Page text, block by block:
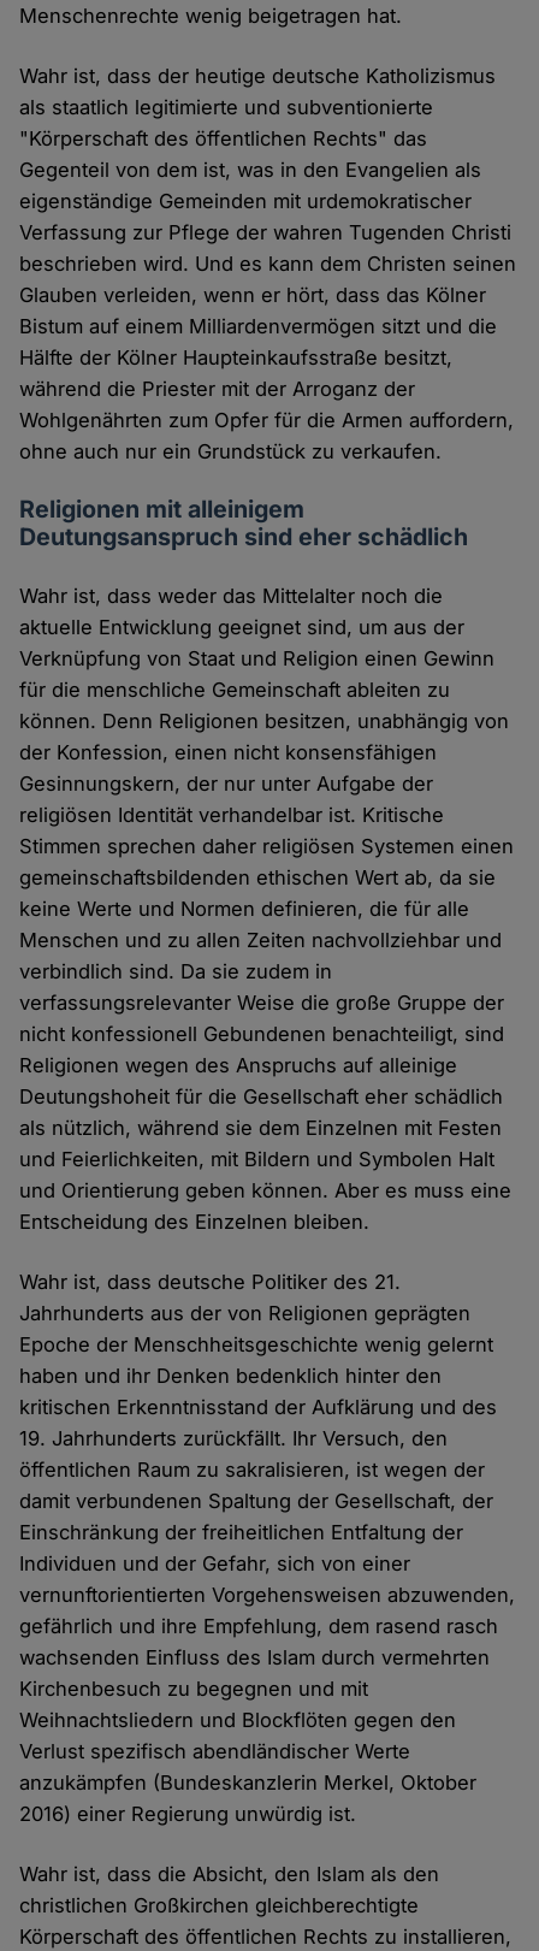
Menschenrechte wenig beigetragen hat.
Wahr ist, dass der heutige deutsche Katholizismus
als staatlich legitimierte und subventionierte
"Körperschaft des öffentlichen Rechts" das
Gegenteil von dem ist, was in den Evangelien als
eigenständige Gemeinden mit urdemokratischer
Verfassung zur Pflege der wahren Tugenden Christi
beschrieben wird. Und es kann dem Christen seinen
Glauben verleiden, wenn er hört, dass das Kölner
Bistum auf einem Milliardenvermögen sitzt und die
Hälfte der Kölner Haupteinkaufsstraße besitzt,
während die Priester mit der Arroganz der
Wohlgenährten zum Opfer für die Armen auffordern,
ohne auch nur ein Grundstück zu verkaufen.
Religionen mit alleinigem
Deutungsanspruch sind eher schädlich
Wahr ist, dass weder das Mittelalter noch die
aktuelle Entwicklung geeignet sind, um aus der
Verknüpfung von Staat und Religion einen Gewinn
für die menschliche Gemeinschaft ableiten zu
können. Denn Religionen besitzen, unabhängig von
der Konfession, einen nicht konsensfähigen
Gesinnungskern, der nur unter Aufgabe der
religiösen Identität verhandelbar ist. Kritische
Stimmen sprechen daher religiösen Systemen einen
gemeinschaftsbildenden ethischen Wert ab, da sie
keine Werte und Normen definieren, die für alle
Menschen und zu allen Zeiten nachvollziehbar und
verbindlich sind. Da sie zudem in
verfassungsrelevanter Weise die große Gruppe der
nicht konfessionell Gebundenen benachteiligt, sind
Religionen wegen des Anspruchs auf alleinige
Deutungshoheit für die Gesellschaft eher schädlich
als nützlich, während sie dem Einzelnen mit Festen
und Feierlichkeiten, mit Bildern und Symbolen Halt
und Orientierung geben können. Aber es muss eine
Entscheidung des Einzelnen bleiben.
Wahr ist, dass deutsche Politiker des 21.
Jahrhunderts aus der von Religionen geprägten
Epoche der Menschheitsgeschichte wenig gelernt
haben und ihr Denken bedenklich hinter den
kritischen Erkenntnisstand der Aufklärung und des
19. Jahrhunderts zurückfällt. Ihr Versuch, den
öffentlichen Raum zu sakralisieren, ist wegen der
damit verbundenen Spaltung der Gesellschaft, der
Einschränkung der freiheitlichen Entfaltung der
Individuen und der Gefahr, sich von einer
vernunftorientierten Vorgehensweisen abzuwenden,
gefährlich und ihre Empfehlung, dem rasend rasch
wachsenden Einfluss des Islam durch vermehrten
Kirchenbesuch zu begegnen und mit
Weihnachtsliedern und Blockflöten gegen den
Verlust spezifisch abendländischer Werte
anzukämpfen (Bundeskanzlerin Merkel, Oktober
2016) einer Regierung unwürdig ist.
Wahr ist, dass die Absicht, den Islam als den
christlichen Großkirchen gleichberechtigte
Körperschaft des öffentlichen Rechts zu installieren,